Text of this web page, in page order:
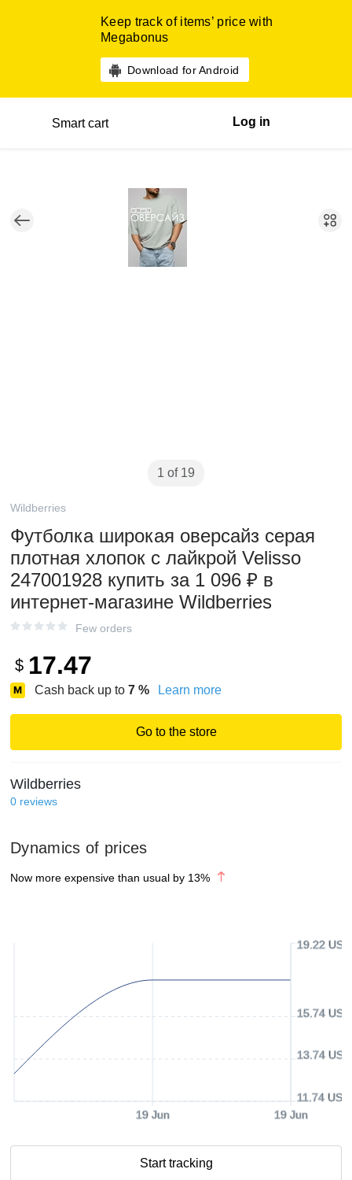
Keep track of items’ price with
Megabonus
Download for Android
Smart cart Log in
1 of 19
Wildberries
Футболка широкая оверсайз серая
плотная хлопок с лайкрой Velisso
247001928 купить за 1 096 ₽ в
интернет‑магазине Wildberries
Few orders
$ 17.47
Cash back up to 7 % Learn more
Go to the store
Wildberries
0 reviews
Dynamics of prices
Now more expensive than usual by 13%
19 Jun 19 Jun
11.74 USD
13.74 USD
15.74 USD
19.22 USD
Start tracking